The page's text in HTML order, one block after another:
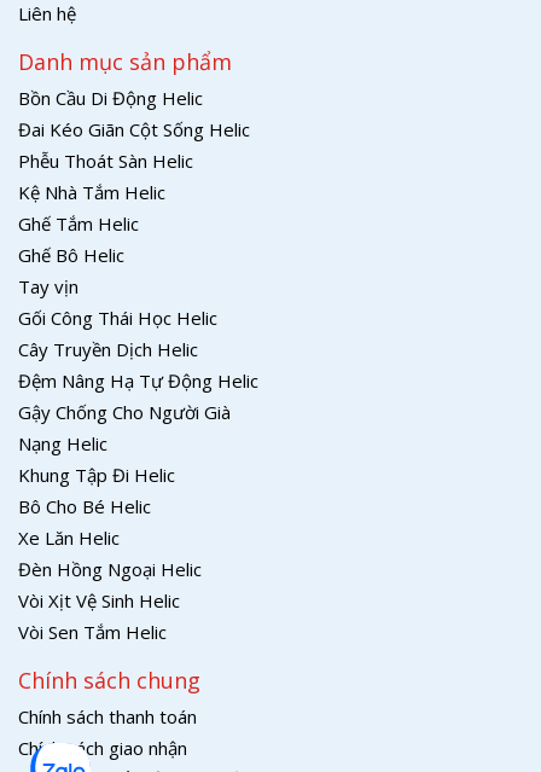
Liên hệ
Danh mục sản phẩm
Bồn Cầu Di Động Helic
Đai Kéo Giãn Cột Sống Helic
Phễu Thoát Sàn Helic
Kệ Nhà Tắm Helic
Ghế Tắm Helic
Ghế Bô Helic
Tay vịn
Gối Công Thái Học Helic
Cây Truyền Dịch Helic
Đệm Nâng Hạ Tự Động Helic
Gậy Chống Cho Người Già
Nạng Helic
Khung Tập Đi Helic
Bô Cho Bé Helic
Xe Lăn Helic
Đèn Hồng Ngoại Helic
Vòi Xịt Vệ Sinh Helic
Vòi Sen Tắm Helic
Chính sách chung
Chính sách thanh toán
Chính sách giao nhận